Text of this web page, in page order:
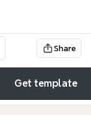
Share
Get template